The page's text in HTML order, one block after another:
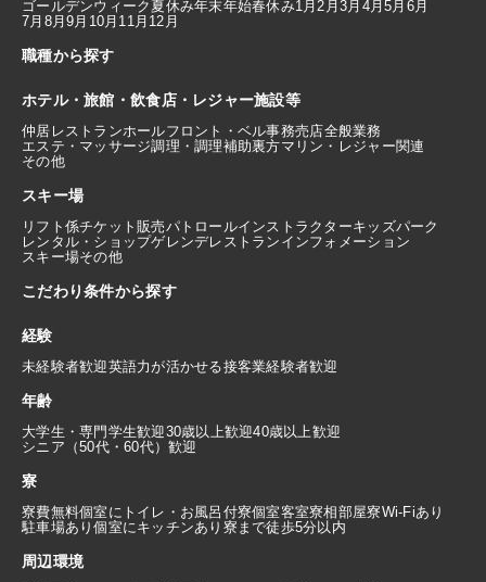
ゴールデンウィーク 夏休み年末年始春休み1月 2月3月 4月5月 6月
7月 8月9月 10月 11月 12月
職種から探す
ホテル・旅館・飲食店・レジャー施設等
仲居 レストランホールフロント・ベル事務売店全般業務
エステ・マッサージ調理・調理補助裏方マリン・レジャー関連
その他
スキー場
リフト係チケット販売パトロールインストラクターキッズパーク
レンタル・ショップゲレンデレストラン インフォメーション
スキー場その他
こだわり条件から探す
経験
未経験者歓迎英語力が活かせる接客業経験者歓迎
年齢
大学生・専門学生歓迎30歳以上歓迎40歳以上歓迎
シニア（50代・60代）歓迎
寮
寮費無料個室にトイレ・お風呂付寮個室客室寮相部屋寮Wi-Fiあり
駐車場あり個室にキッチンあり 寮まで徒歩5分以内
周辺環境